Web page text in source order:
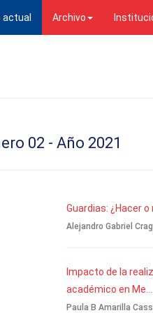
actual (current)
Archivo
02 - Año 2021
Guardias: ¿Hacer
Alejandro Gabriel
Impacto de la
académico en Me...
Paula B Amarilla